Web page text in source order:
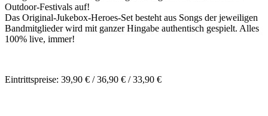
Outdoor-Festivals auf!
Das Original-Jukebox-Heroes-Set besteht aus Songs der jeweiligen
Bandmitglieder wird mit ganzer Hingabe authentisch gespielt. Alles
100% live, immer!
Eintrittspreise: 39,90 € / 36,90 € / 33,90 €